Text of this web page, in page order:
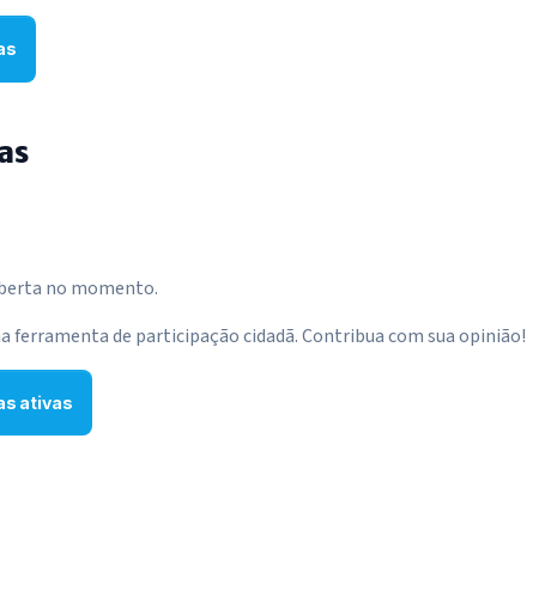
no momento.
ferramenta de participação cidadã. Contribua com sua opinião!
ativas